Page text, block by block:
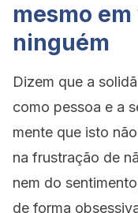
mesmo
ninguém
Dizem que a
como pessoa e a
mente que isto
na frustração de
nem do
de forma